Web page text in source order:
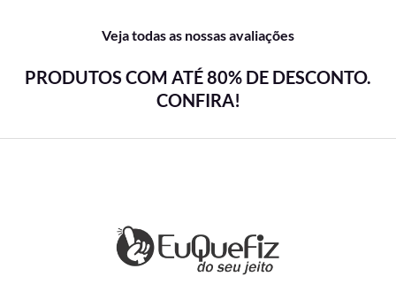
Veja todas as nossas avaliações
PRODUTOS COM ATÉ 80% DE DESCONTO.
CONFIRA!